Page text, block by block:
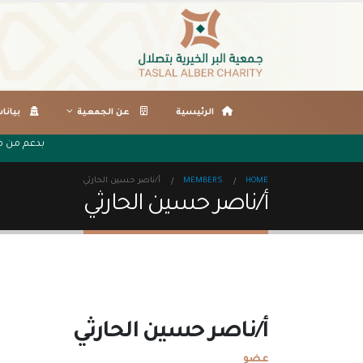
الرئيسية عن الجمعية
بدعم
HOME
MEMBERS أ/ناصر حسين الحارثي
أ/ناصر حسين الحارثي
أ/ناصر حسين الحارثي
عضو